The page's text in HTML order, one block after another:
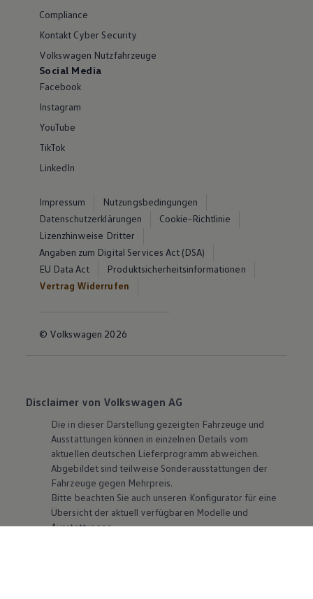
Compliance
Kontakt Cyber Security
Volkswagen Nutzfahrzeuge
Social Media
Facebook
Instagram
YouTube
TikTok
LinkedIn
Impressum
Nutzungsbedingungen
Datenschutzerklärungen
Cookie-Richtlinie
Lizenzhinweise Dritter
Angaben zum Digital Services Act (DSA)
EU Data Act
Produktsicherheitsinformationen
Vertrag Widerrufen
© Volkswagen 2026
Disclaimer von Volkswagen AG
Die in dieser Darstellung gezeigten Fahrzeuge und
Ausstattungen können in einzelnen Details vom
aktuellen deutschen Lieferprogramm abweichen.
Abgebildet sind teilweise Sonderausstattungen der
Fahrzeuge gegen Mehrpreis.
Bitte beachten Sie auch unseren Konfigurator für eine
Übersicht der aktuell verfügbaren Modelle und
Ausstattungen.